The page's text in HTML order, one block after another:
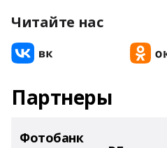
Читайте нас
Партнеры
Фотобанк